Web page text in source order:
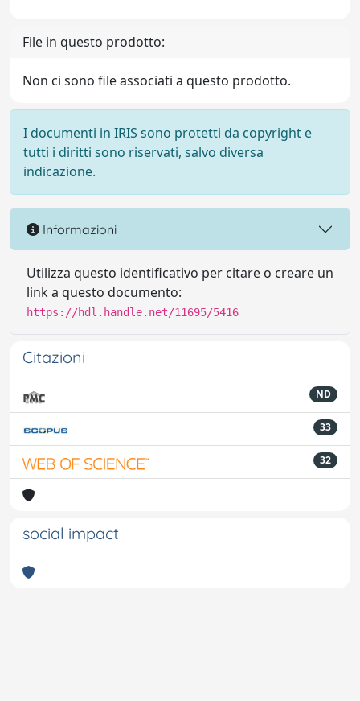
File in questo prodotto:
Non ci sono file associati a questo prodotto.
I documenti in IRIS sono protetti da copyright e
tutti i diritti sono riservati, salvo diversa
indicazione.
Informazioni
Utilizza questo identificativo per citare o creare un
link a questo documento:
https://hdl.handle.net/11695/5416
Citazioni
ND
33
32
social impact